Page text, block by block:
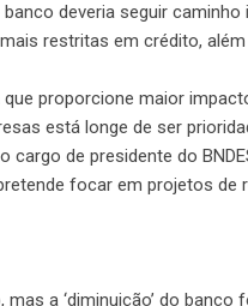
deveria seguir caminho
restritas em crédito,
proporcione maior
está longe de ser
de presidente do
focar em projetos de
a ‘diminuição’ do banco